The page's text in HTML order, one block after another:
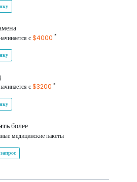
с$4000 *
с$3200 *
более
медицинские пакеты